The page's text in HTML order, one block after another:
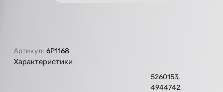
Артикул: 6P1168
Характеристики
5260153,
4944742,